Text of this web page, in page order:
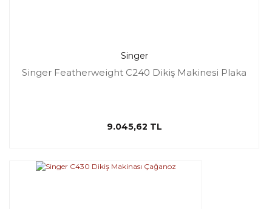
Singer
Singer Featherweight C240 Dikiş Makinesi Plaka
9.045,62 TL